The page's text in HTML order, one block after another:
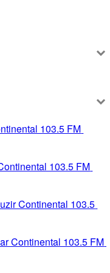
103.5 FM
103.5 FM
Continental 103.5
Continental 103.5 FM